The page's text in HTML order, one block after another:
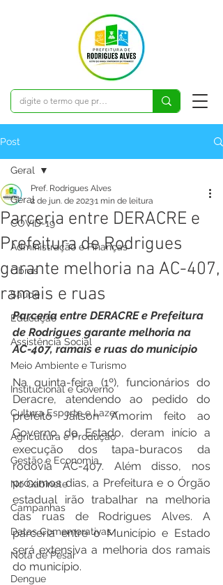
Post
Geral
COVID-19
Administração e Finanças
Obras
Saúde
Educação
Assistência Social
Meio Ambiente e Turismo
Institucional e Governo
Cultura Esporte e Lazer
Agricultura e Produção
Gestão e Economia
No Gabinete
Campanhas
Datas Comemorativas
Nota de Pesar
Dengue
Geral
Parceria entre DERACRE e
Prefeitura de Rodrigues
garante melhoria na AC-407,
ramais e ruas
Pref. Rodrigues Alves
2 de jun. de 20231 min de leitura
Parceria entre DERACRE e Prefeitura
de Rodrigues garante melhoria na
AC-407, ramais e ruas do município
Na quinta-feira (1º), funcionários do
Deracre, atendendo ao pedido do
prefeito Jailson Amorim feito ao
Governo do Estado, deram início a
execução dos tapa-buracos da
rodovia AC-407. Além disso, nos
próximos dias, a Prefeitura e o Órgão
estadual irão trabalhar na melhoria
das ruas de Rodrigues Alves. A
parceria entre o Município e Estado
será extensiva a melhoria dos ramais
do município.